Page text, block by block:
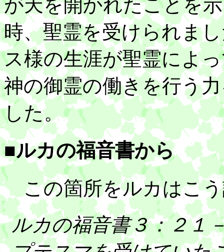
が天を開かれたことを
時、聖霊を受けられま
ス様の生涯が聖霊によ
神の御霊の働きを行う
した。
■ルカの福音書から
この箇所をルカはこう
ルカの福音書３：２１